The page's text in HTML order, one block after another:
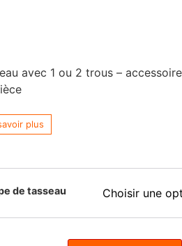
avec 1 ou 2 trous –
plus
de tasseau